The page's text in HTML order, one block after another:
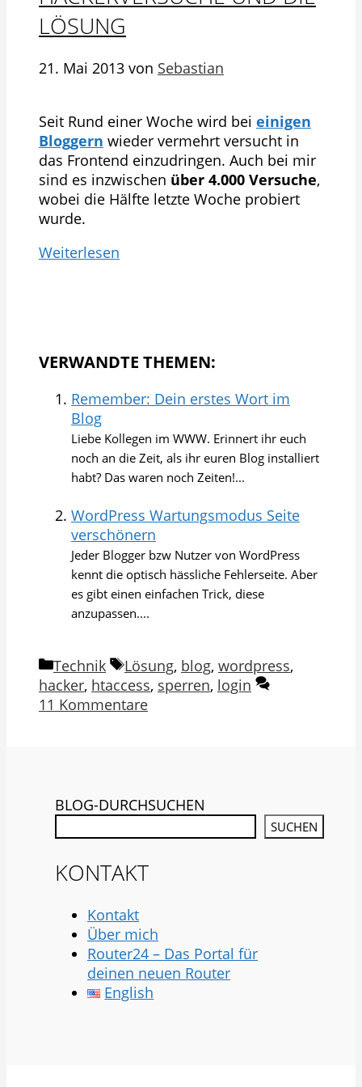
LÖSUNG
21. Mai 2013 von Sebastian
Seit Rund einer Woche wird bei einigen
Bloggern wieder vermehrt versucht in
das Frontend einzudringen. Auch bei mir
sind es inzwischen über 4.000 Versuche,
wobei die Hälfte letzte Woche probiert
wurde.
Weiterlesen
VERWANDTE THEMEN:
Remember: Dein erstes Wort im
Blog
Liebe Kollegen im WWW. Erinnert ihr euch
noch an die Zeit, als ihr euren Blog installiert
habt? Das waren noch Zeiten!...
WordPress Wartungsmodus Seite
verschönern
Jeder Blogger bzw Nutzer von WordPress
kennt die optisch hässliche Fehlerseite. Aber
es gibt einen einfachen Trick, diese
anzupassen....
Kategorien
Technik Schlagwörter
Lösung, blog, wordpress,
hacker, htaccess, sperren, login
11 Kommentare
BLOG-DURCHSUCHEN
SUCHEN
KONTAKT
Kontakt
Über mich
Router24 – Das Portal für
deinen neuen Router
English